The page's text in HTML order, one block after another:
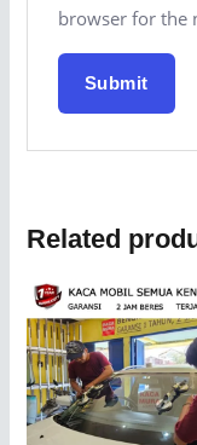
browser for the
Related